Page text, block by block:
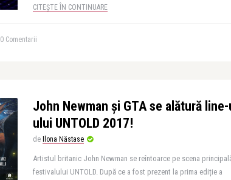
CITEȘTE ÎN CONTINUARE
0 Comentarii
John Newman și GTA se alătură
ului UNTOLD 2017!
de Ilona Năstase
Artistul britanic John Newman se reîntoarce pe scena
festivalului UNTOLD. După ce a fost prezent la prima ediție a